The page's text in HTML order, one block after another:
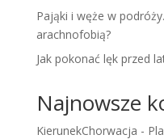
Pająki i węże w
arachnofobią?
Jak pokonać lęk przed
Najnowsze
KierunekChorwacja -